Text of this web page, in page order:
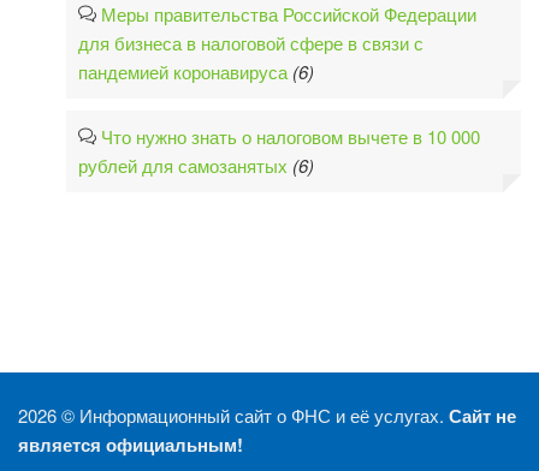
Меры правительства Российской Федерации
для бизнеса в налоговой сфере в связи с
пандемией коронавируса (6)
Что нужно знать о налоговом вычете в 10 000
рублей для самозанятых (6)
2026 © Информационный сайт о ФНС и её услугах. Сайт не
является официальным!